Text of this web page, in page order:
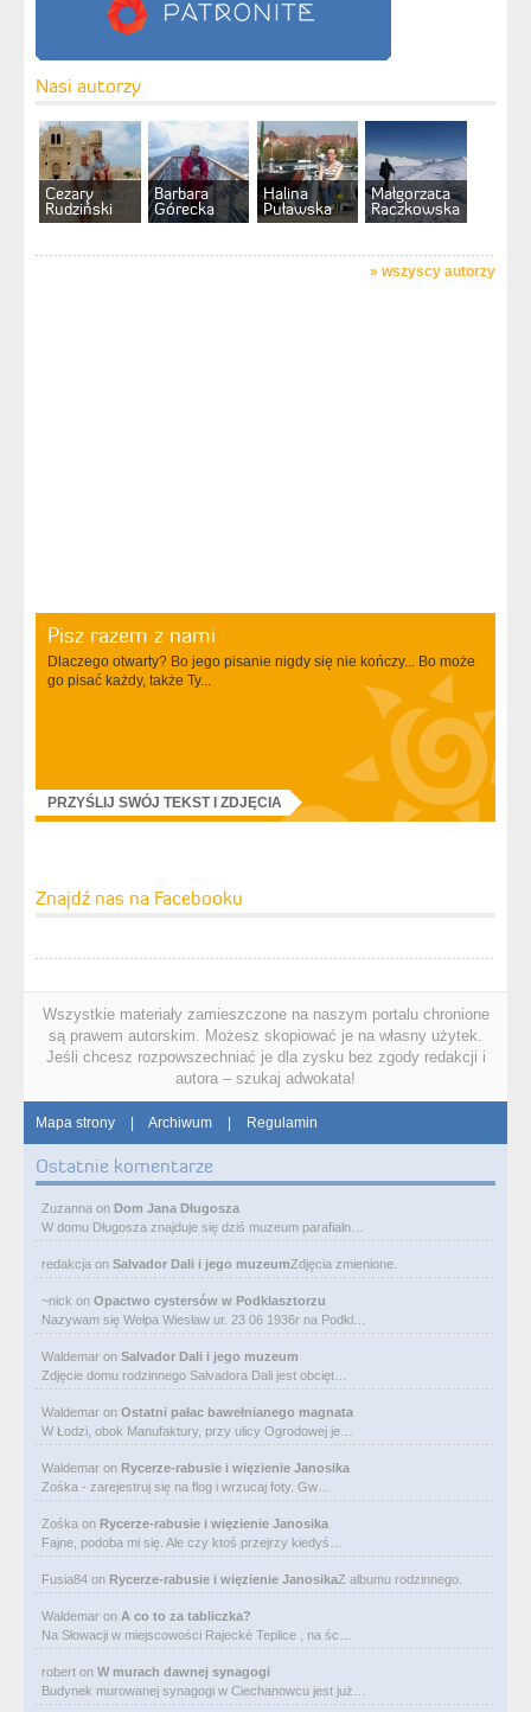
Nasi autorzy
Cezary
Rudziński
Barbara
Górecka
Halina
Puławska
Małgorzata
Raczkowska
» wszyscy autorzy
Pisz razem z nami
Dlaczego otwarty? Bo jego pisanie nigdy się nie kończy... Bo może
go pisać każdy, także Ty...
PRZYŚLIJ SWÓJ TEKST I ZDJĘCIA
Znajdź nas na Facebooku
Wszystkie materiały zamieszczone na naszym portalu chronione
są prawem autorskim. Możesz skopiować je na własny użytek.
Jeśli chcesz rozpowszechniać je dla zysku bez zgody redakcji i
autora – szukaj adwokata!
Mapa strony | Archiwum | Regulamin
Ostatnie komentarze
Zuzanna on Dom Jana Długosza
W domu Długosza znajduje się dziś muzeum parafialn…
redakcja on Salvador Dali i jego muzeumZdjęcia zmienione.
~nick on Opactwo cystersów w Podklasztorzu
Nazywam się Wełpa Wiesław ur. 23 06 1936r na Podkl…
Waldemar on Salvador Dali i jego muzeum
Zdjęcie domu rodzinnego Salvadora Dali jest obcięt…
Waldemar on Ostatni pałac bawełnianego magnata
W Łodzi, obok Manufaktury, przy ulicy Ogrodowej je…
Waldemar on Rycerze-rabusie i więzienie Janosika
Zośka - zarejestruj się na flog i wrzucaj foty. Gw…
Zośka on Rycerze-rabusie i więzienie Janosika
Fajne, podoba mi się. Ale czy ktoś przejrzy kiedyś…
Fusia84 on Rycerze-rabusie i więzienie JanosikaZ albumu rodzinnego.
Waldemar on A co to za tabliczka?
Na Słowacji w miejscowości Rajecké Teplice , na śc…
robert on W murach dawnej synagogi
Budynek murowanej synagogi w Ciechanowcu jest już…